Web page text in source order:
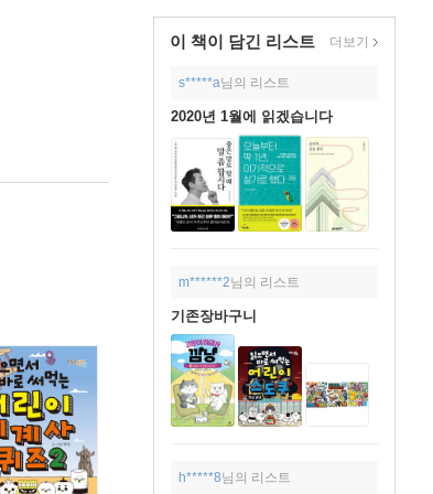
이 책이 담긴 리스트 더보기
s*****a님의 리스트
2020년 1월에 읽겠습니다
m******2님의 리스트
기존장바구니
h*****8님의 리스트